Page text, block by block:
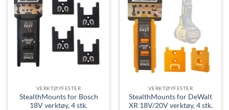
VERKTØYFESTER
StealthMounts for Bosch
18V verktøy, 4 stk.
VERKTØYFESTER
StealthMounts for DeWalt
XR 18V/20V verktøy, 4 stk.